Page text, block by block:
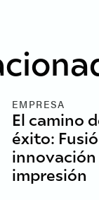
EMPRESA
El camino
éxito:
impresión